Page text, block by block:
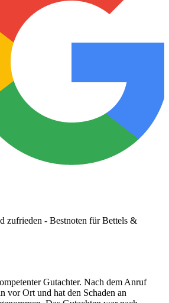
Gutachter. Nach dem Anruf
vor Ort und hat den Schaden an